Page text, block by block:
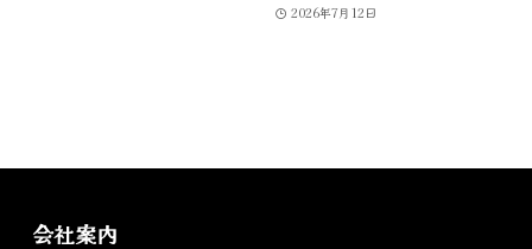
2026年7月12日
会社案内